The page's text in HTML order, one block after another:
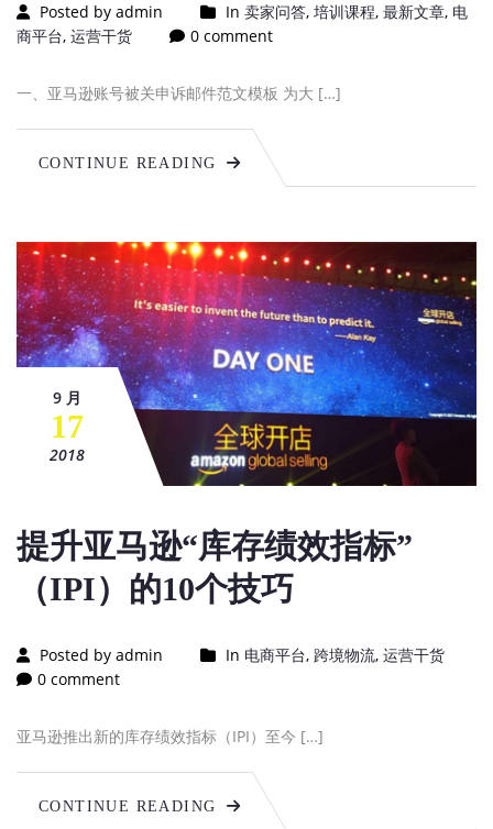
Posted by admin In 卖家问答, 培训课程, 最新文章, 电
商平台, 运营干货 0 comment
一、亚马逊账号被关申诉邮件范文模板 为大 […]
CONTINUE READING
9 月
17
2018
提升亚马逊“库存绩效指标”
（IPI）的10个技巧
Posted by admin In 电商平台, 跨境物流, 运营干货
0 comment
亚马逊推出新的库存绩效指标（IPI）至今 […]
CONTINUE READING